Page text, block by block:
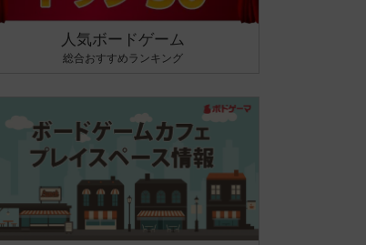
人気ボードゲーム
総合おすすめランキング